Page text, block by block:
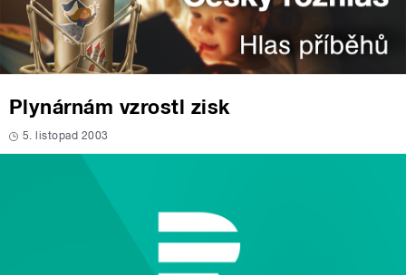
Plynárnám vzrostl zisk
5. listopad 2003